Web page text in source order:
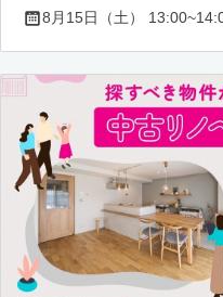
8月15日（土）